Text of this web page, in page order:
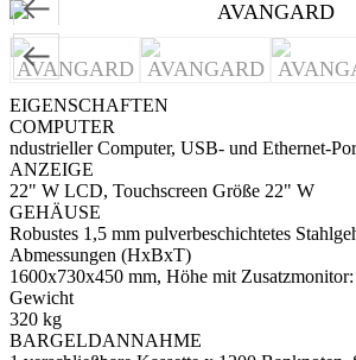
EIGENSCHAFTEN
COMPUTER
ndustrieller Computer, USB- und Ethernet-
ANZEIGE
22" W LCD, Touchscreen Größe 22" W
GEHÄUSE
Robustes 1,5 mm pulverbeschichtetes
Abmessungen (HxBxT)
1600x730x450 mm, Höhe mit
Gewicht
320 kg
BARGELDANNAHME